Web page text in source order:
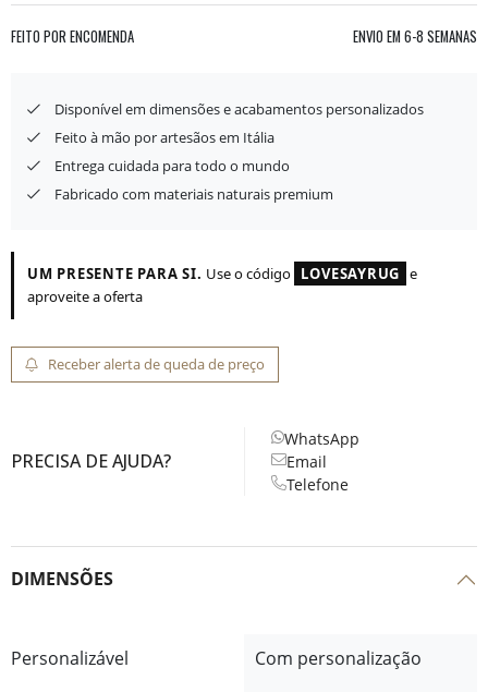
FEITO POR ENCOMENDA ENVIO EM 6-8 SEMANAS
Disponível em dimensões e acabamentos personalizados
Feito à mão por artesãos em Itália
Entrega cuidada para todo o mundo
Fabricado com materiais naturais premium
UM PRESENTE PARA SI. Use o código LOVESAYRUG e
aproveite a oferta
Receber alerta de queda de preço
PRECISA DE AJUDA?
WhatsApp
Email
Telefone
DIMENSÕES
Personalizável
Com personalização